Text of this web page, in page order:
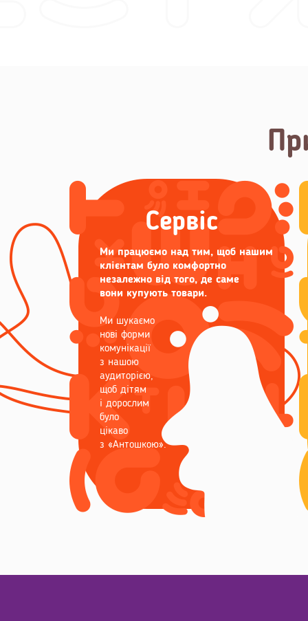
Сервіс
Ми працюємо над тим, щоб нашим
клієнтам було комфортно
незалежно від того, де саме
вони купують товари.
Ми шукаємо
нові форми
комунікації
з нашою
аудиторією,
щоб дітям
і дорослим
було
цікаво
з «Антошкою».